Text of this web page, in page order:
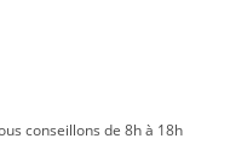
conseillons de 8h à 18h